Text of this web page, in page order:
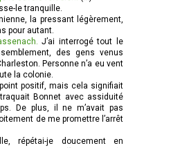
le tranquille.
la pressant légèrement,
pour autant.
J’ai interrogé tout le
des gens venus
Personne n’a eu vent
la colonie.
positif, mais cela signifiait
Bonnet avec assiduité
De plus, il ne m’avait pas
de me promettre l’arrêt
répétai-je doucement en